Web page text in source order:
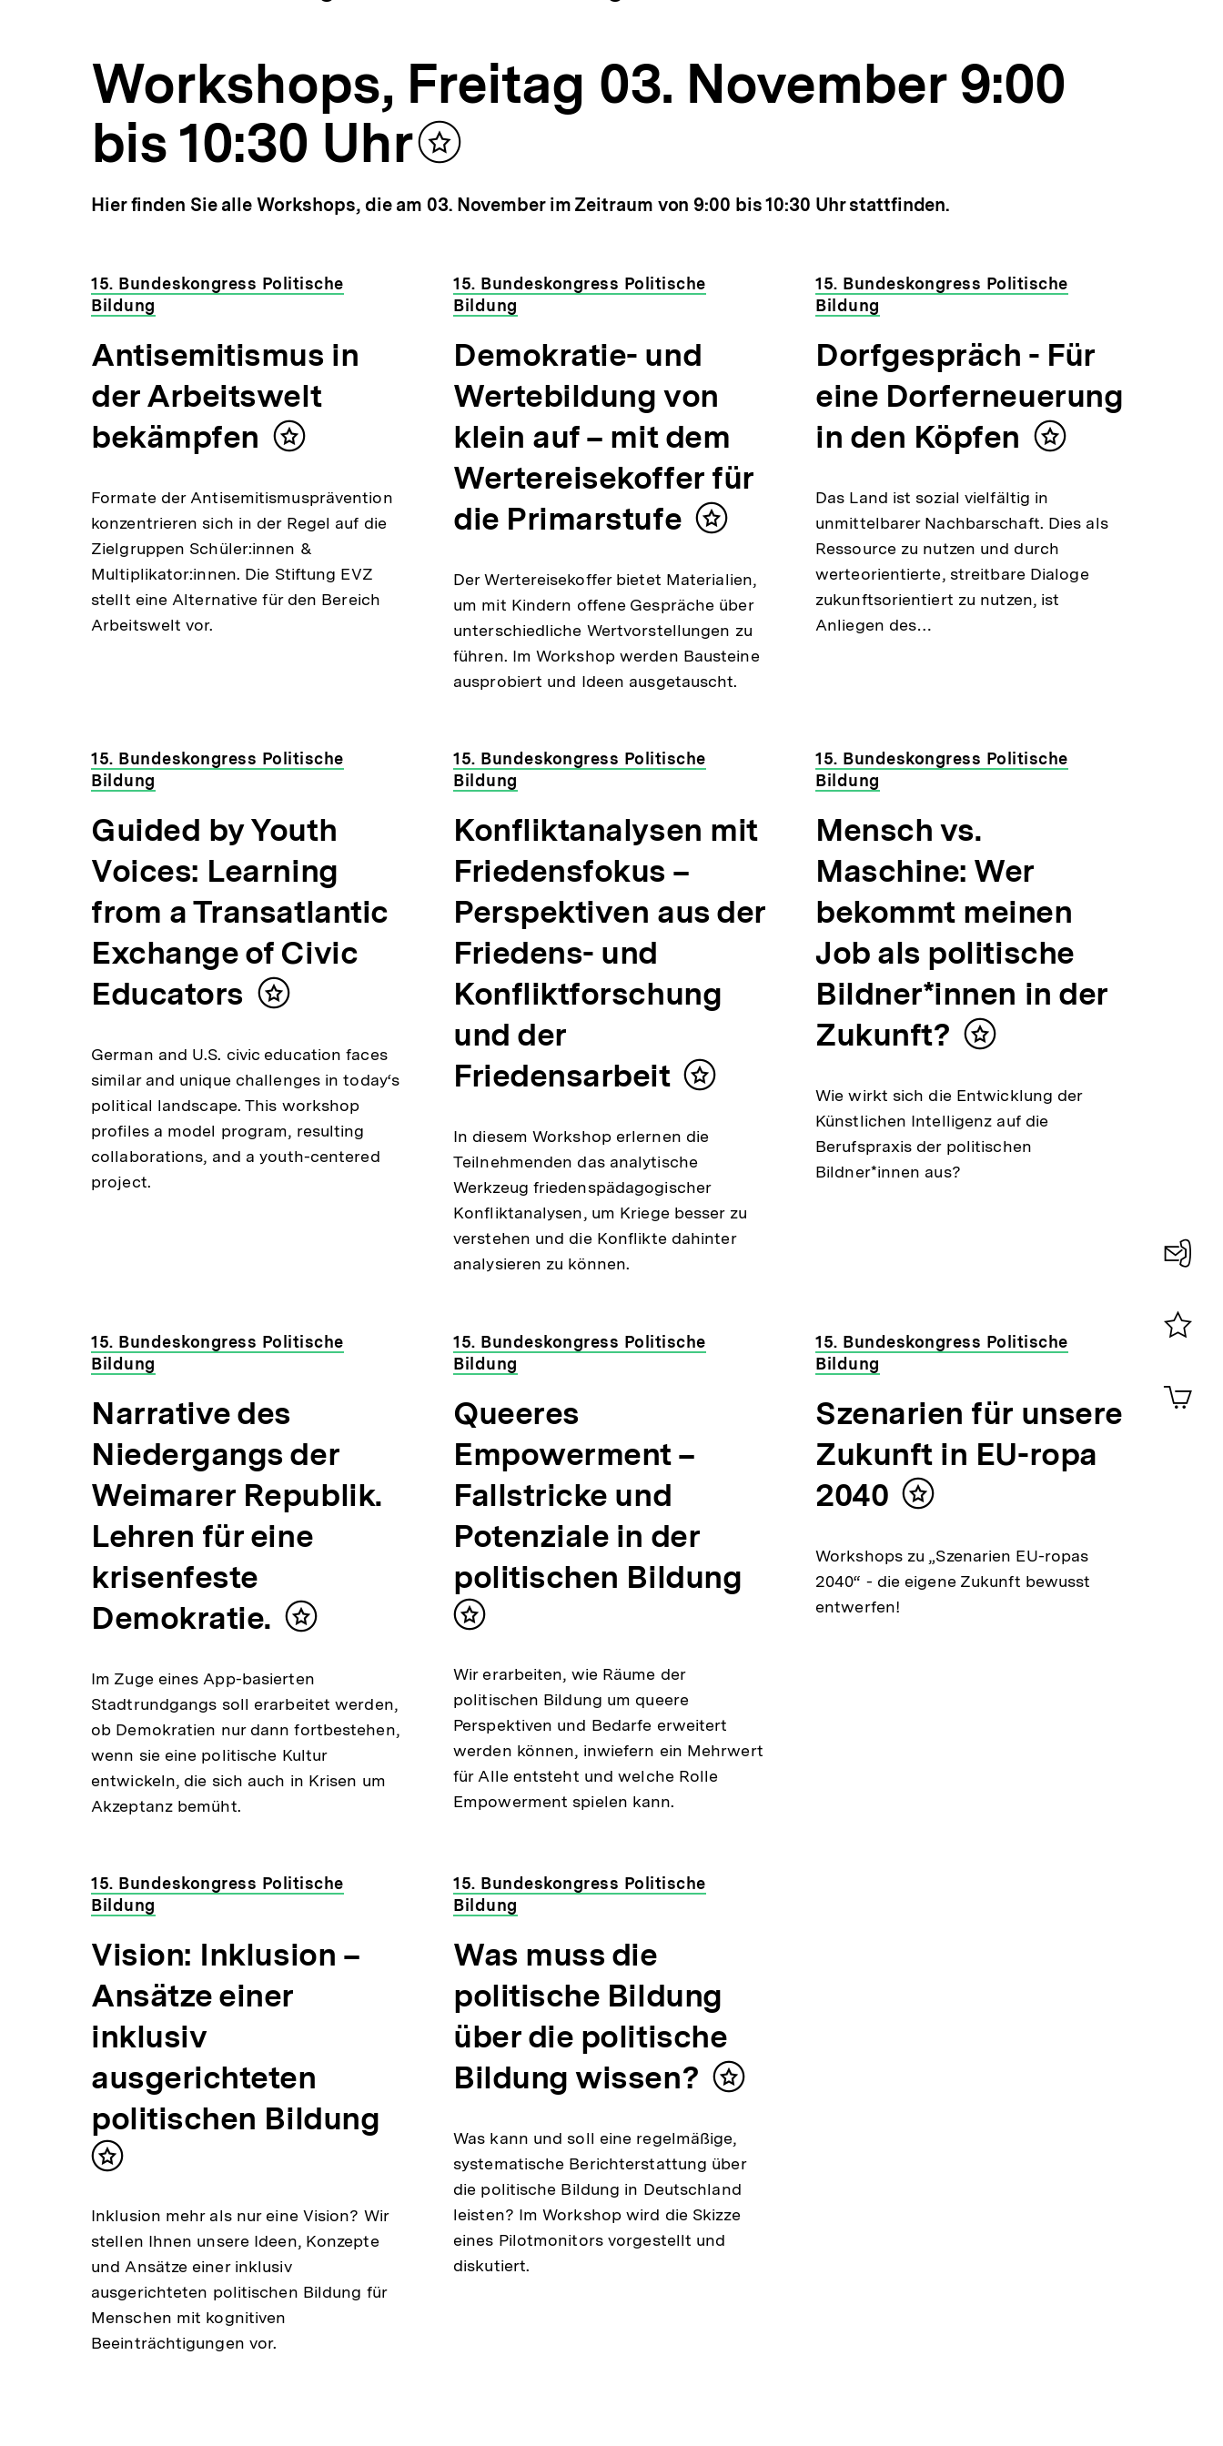
o
n
Workshops, Freitag 03. November 9:00
bis 10:30 Uhr
Inhalt
merken
Hier finden Sie alle Workshops, die am 03. November im Zeitraum von 9:00 bis 10:30 Uhr stattfinden.
15. Bundeskongress Politische
Bildung
Antisemitismus in
der Arbeitswelt
bekämpfen
Inhalt
Formate der Antisemitismusprävention
konzentrieren sich in der Regel auf die
Zielgruppen Schüler:innen &
Multiplikator:innen. Die Stiftung EVZ
stellt eine Alternative für den Bereich
Arbeitswelt vor.
15. Bundeskongress Politische
Bildung
Demokratie- und
Wertebildung von
klein auf – mit dem
Wertereisekoffer für
die Primarstufe
Inhalt
Der Wertereisekoffer bietet Materialien,
um mit Kindern offene Gespräche über
unterschiedliche Wertvorstellungen zu
führen. Im Workshop werden Bausteine
ausprobiert und Ideen ausgetauscht.
15. Bundeskongress Politische
Bildung
Dorfgespräch - Für
eine Dorferneuerung
in den Köpfen
Inhalt
Das Land ist sozial vielfältig in
unmittelbarer Nachbarschaft. Dies als
Ressource zu nutzen und durch
werteorientierte, streitbare Dialoge
zukunftsorientiert zu nutzen, ist
Anliegen des…
15. Bundeskongress Politische
Bildung
Guided by Youth
Voices: Learning
from a Transatlantic
Exchange of Civic
Educators
Inhalt
German and U.S. civic education faces
similar and unique challenges in today‘s
political landscape. This workshop
profiles a model program, resulting
collaborations, and a youth-centered
project.
15. Bundeskongress Politische
Bildung
Konfliktanalysen mit
Friedensfokus –
Perspektiven aus der
Friedens- und
Konfliktforschung
und der
Friedensarbeit
Inhalt
In diesem Workshop erlernen die
Teilnehmenden das analytische
Werkzeug friedenspädagogischer
Konfliktanalysen, um Kriege besser zu
verstehen und die Konflikte dahinter
analysieren zu können.
15. Bundeskongress Politische
Bildung
Mensch vs.
Maschine: Wer
bekommt meinen
Job als politische
Bildner*innen in der
Zukunft?
Inhalt
Wie wirkt sich die Entwicklung der
Künstlichen Intelligenz auf die
Berufspraxis der politischen
Bildner*innen aus?
15. Bundeskongress Politische
Bildung
Narrative des
Niedergangs der
Weimarer Republik.
Lehren für eine
krisenfeste
Demokratie.
Inhalt
Im Zuge eines App-basierten
Stadtrundgangs soll erarbeitet werden,
ob Demokratien nur dann fortbestehen,
wenn sie eine politische Kultur
entwickeln, die sich auch in Krisen um
Akzeptanz bemüht.
15. Bundeskongress Politische
Bildung
Queeres
Empowerment –
Fallstricke und
Potenziale in der
politischen Bildung
Inhalt
Wir erarbeiten, wie Räume der
politischen Bildung um queere
Perspektiven und Bedarfe erweitert
werden können, inwiefern ein Mehrwert
für Alle entsteht und welche Rolle
Empowerment spielen kann.
15. Bundeskongress Politische
Bildung
Szenarien für unsere
Zukunft in EU-ropa
2040
Inhalt
Workshops zu „Szenarien EU-ropas
2040“ - die eigene Zukunft bewusst
entwerfen!
15. Bundeskongress Politische
Bildung
Vision: Inklusion –
Ansätze einer
inklusiv
ausgerichteten
politischen Bildung
Inhalt
Inklusion mehr als nur eine Vision? Wir
stellen Ihnen unsere Ideen, Konzepte
und Ansätze einer inklusiv
ausgerichteten politischen Bildung für
Menschen mit kognitiven
Beeinträchtigungen vor.
15. Bundeskongress Politische
Bildung
Was muss die
politische Bildung
über die politische
Bildung wissen?
Inhalt
Was kann und soll eine regelmäßige,
systematische Berichterstattung über
die politische Bildung in Deutschland
leisten? Im Workshop wird die Skizze
eines Pilotmonitors vorgestellt und
diskutiert.